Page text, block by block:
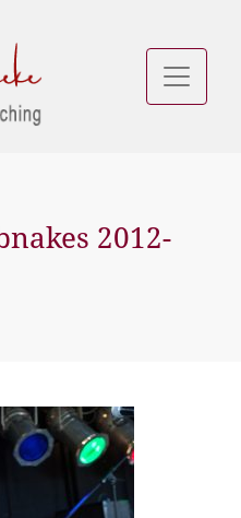
2012-